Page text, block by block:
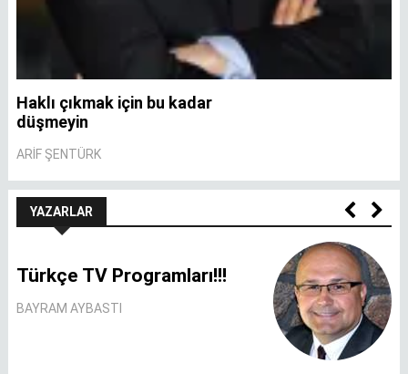
Haklı çıkmak için bu kadar
düşmeyin
ARIF ŞENTÜRK
YAZARLAR
Türkçe TV Programları!!!
BAYRAM AYBASTI